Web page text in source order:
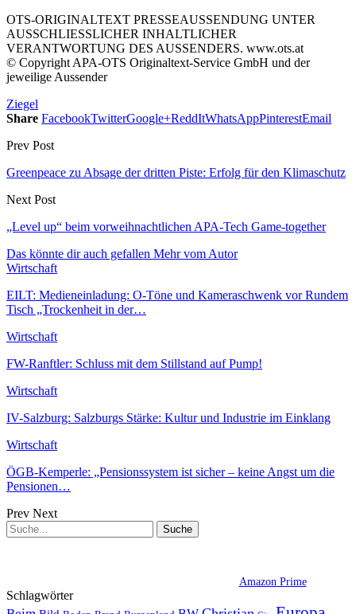
OTS-ORIGINALTEXT PRESSEAUSSENDUNG UNTER
AUSSCHLIESSLICHER INHALTLICHER
VERANTWORTUNG DES AUSSENDERS. www.ots.at
© Copyright APA-OTS Originaltext-Service GmbH und der
jeweilige Aussender
Ziegel
Share FacebookTwitterGoogle+ReddItWhatsAppPinterestEmail
Prev Post
Greenpeace zu Absage der dritten Piste: Erfolg für den Klimaschutz
Next Post
„Level up“ beim vorweihnachtlichen APA-Tech Game-together
Das könnte dir auch gefallen Mehr vom Autor
Wirtschaft
EILT: Medieneinladung: O-Töne und Kameraschwenk vor Rundem
Tisch „Trockenheit in der…
Wirtschaft
FW-Ranftler: Schluss mit dem Stillstand auf Pump!
Wirtschaft
IV-Salzburg: Salzburgs Stärke: Kultur und Industrie im Einklang
Wirtschaft
ÖGB-Kemperle: „Pensionssystem ist sicher – keine Angst um die
Pensionen…
Prev Next
Amazon Prime
Schlagwörter